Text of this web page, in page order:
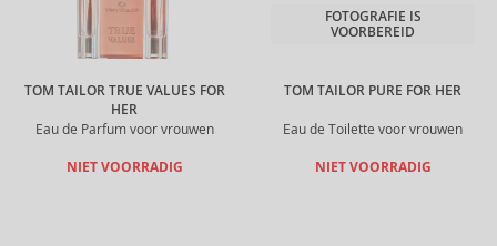
TOM TAILOR TRUE VALUES FOR
HER
Eau de Parfum voor vrouwen
NIET VOORRADIG
TOM TAILOR PURE FOR HER
Eau de Toilette voor vrouwen
FOTOGRAFIE IS
VOORBEREID
NIET VOORRADIG